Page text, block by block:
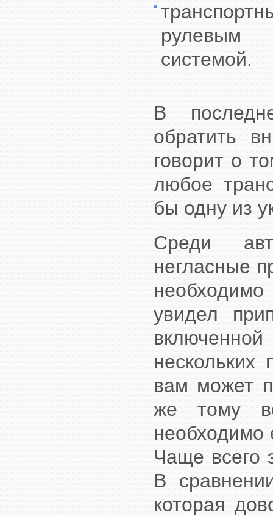
рулевым
системой.
В
обратить
говорит о
любое
бы одну из
Среди
негласные
увидел
вам может
же тому
необходимо
Чаще всего
В
которая